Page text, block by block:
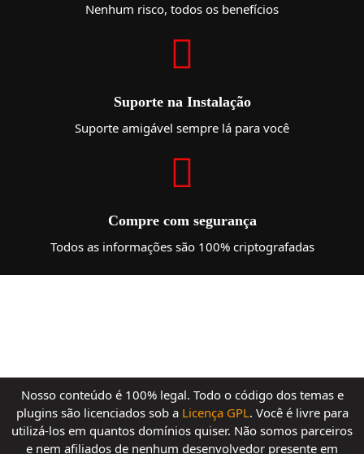
Nenhum risco, todos os benefícios
Suporte na Instalação
Suporte amigável sempre lá para você
Compre com segurança
Todos as informações são 100% criptografadas
Nosso conteúdo é 100% legal. Todo o código dos temas e
plugins são licenciados sob a Licença GPL. Você é livre para
utilizá-los em quantos domínios quiser. Não somos parceiros
e nem afiliados de nenhum desenvolvedor presente em